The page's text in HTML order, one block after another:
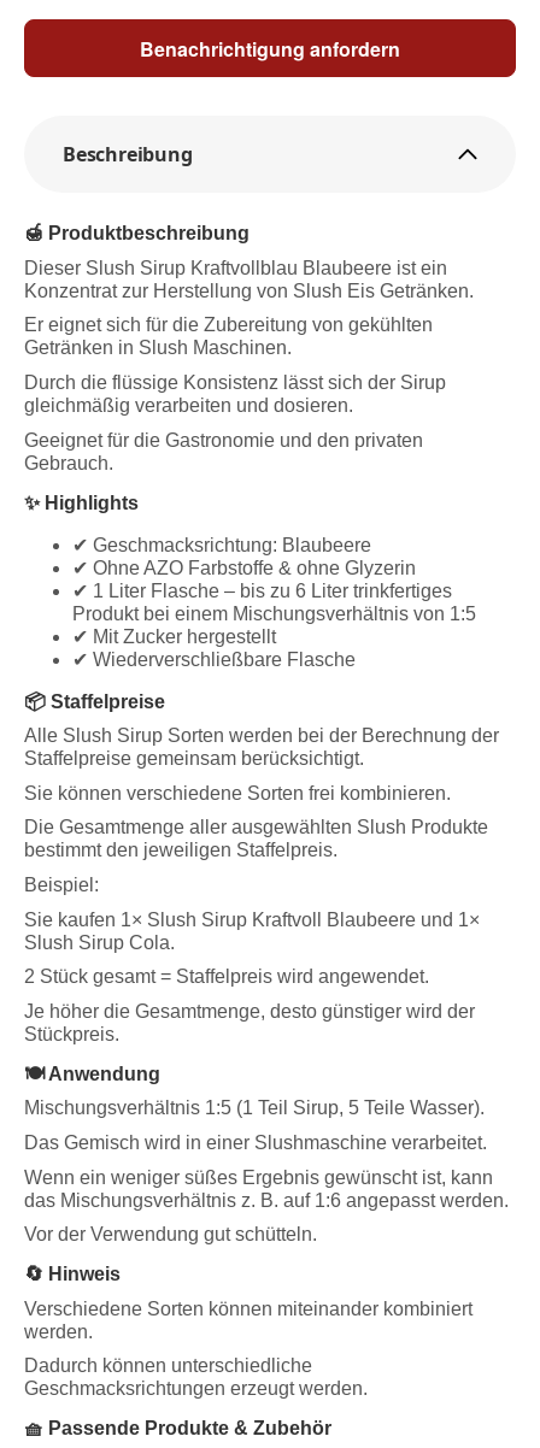
Benachrichtigung anfordern
Beschreibung
🍯 Produktbeschreibung
Dieser Slush Sirup Kraftvollblau Blaubeere ist ein
Konzentrat zur Herstellung von Slush Eis Getränken.
Er eignet sich für die Zubereitung von gekühlten
Getränken in Slush Maschinen.
Durch die flüssige Konsistenz lässt sich der Sirup
gleichmäßig verarbeiten und dosieren.
Geeignet für die Gastronomie und den privaten
Gebrauch.
✨ Highlights
✔ Geschmacksrichtung: Blaubeere
✔ Ohne AZO Farbstoffe & ohne Glyzerin
✔ 1 Liter Flasche – bis zu 6 Liter trinkfertiges
Produkt bei einem Mischungsverhältnis von 1:5
✔ Mit Zucker hergestellt
✔ Wiederverschließbare Flasche
📦 Staffelpreise
Alle Slush Sirup Sorten werden bei der Berechnung der
Staffelpreise gemeinsam berücksichtigt.
Sie können verschiedene Sorten frei kombinieren.
Die Gesamtmenge aller ausgewählten Slush Produkte
bestimmt den jeweiligen Staffelpreis.
Beispiel:
Sie kaufen 1× Slush Sirup Kraftvoll Blaubeere und 1×
Slush Sirup Cola.
2 Stück gesamt = Staffelpreis wird angewendet.
Je höher die Gesamtmenge, desto günstiger wird der
Stückpreis.
🍽️ Anwendung
Mischungsverhältnis 1:5 (1 Teil Sirup, 5 Teile Wasser).
Das Gemisch wird in einer Slushmaschine verarbeitet.
Wenn ein weniger süßes Ergebnis gewünscht ist, kann
das Mischungsverhältnis z. B. auf 1:6 angepasst werden.
Vor der Verwendung gut schütteln.
🔄 Hinweis
Verschiedene Sorten können miteinander kombiniert
werden.
Dadurch können unterschiedliche
Geschmacksrichtungen erzeugt werden.
🧺 Passende Produkte & Zubehör